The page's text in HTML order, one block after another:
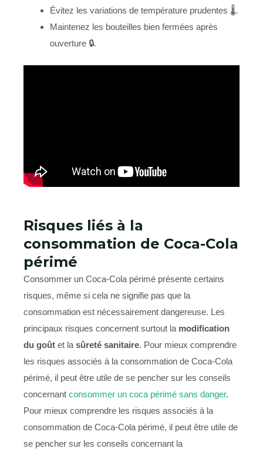
Évitez les variations de température prudentes 🌡️.
Maintenez les bouteilles bien fermées après
ouverture 🔒.
Risques liés à la
consommation de Coca-Cola
périmé
Consommer un Coca-Cola périmé présente certains
risques, même si cela ne signifie pas que la
consommation est nécessairement dangereuse. Les
principaux risques concernent surtout la modification
du goût et la sûreté sanitaire. Pour mieux comprendre
les risques associés à la consommation de Coca-Cola
périmé, il peut être utile de se pencher sur les conseils
concernant consommer un coca périmé sans danger.
Pour mieux comprendre les risques associés à la
consommation de Coca-Cola périmé, il peut être utile de
se pencher sur les conseils concernant la